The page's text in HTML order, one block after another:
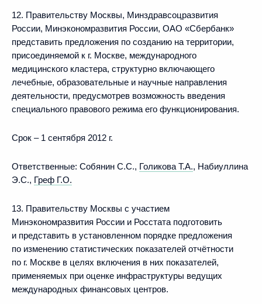
12. Правительству Москвы, Минздравсоцразвития
России, Минэкономразвития России, ОАО «Сбербанк»
представить предложения по созданию на территории,
присоединяемой к г. Москве, международного
медицинского кластера, структурно включающего
лечебные, образовательные и научные направления
деятельности, предусмотрев возможность введения
специального правового режима его функционирования.
Срок – 1 сентября 2012 г.
Ответственные: Собянин С.С., Голикова Т.А., Набиуллина
Э.С., Греф Г.О.
13. Правительству Москвы с участием
Минэкономразвития России и Росстата подготовить
и представить в установленном порядке предложения
по изменению статистических показателей отчётности
по г. Москве в целях включения в них показателей,
применяемых при оценке инфраструктуры ведущих
международных финансовых центров.